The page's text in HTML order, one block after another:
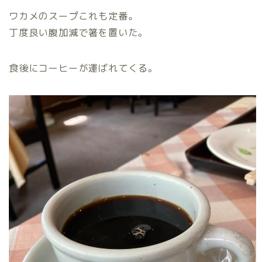
ワカメのスープこれも定番。
丁度良い腹加減で箸を置いた。
食後にコーヒーが運ばれてくる。